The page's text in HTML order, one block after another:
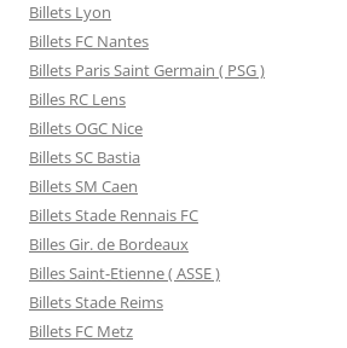
Billets Lyon
Billets FC Nantes
Billets Paris Saint Germain ( PSG )
Billes RC Lens
Billets OGC Nice
Billets SC Bastia
Billets SM Caen
Billets Stade Rennais FC
Billes Gir. de Bordeaux
Billes Saint-Etienne ( ASSE )
Billets Stade Reims
Billets FC Metz